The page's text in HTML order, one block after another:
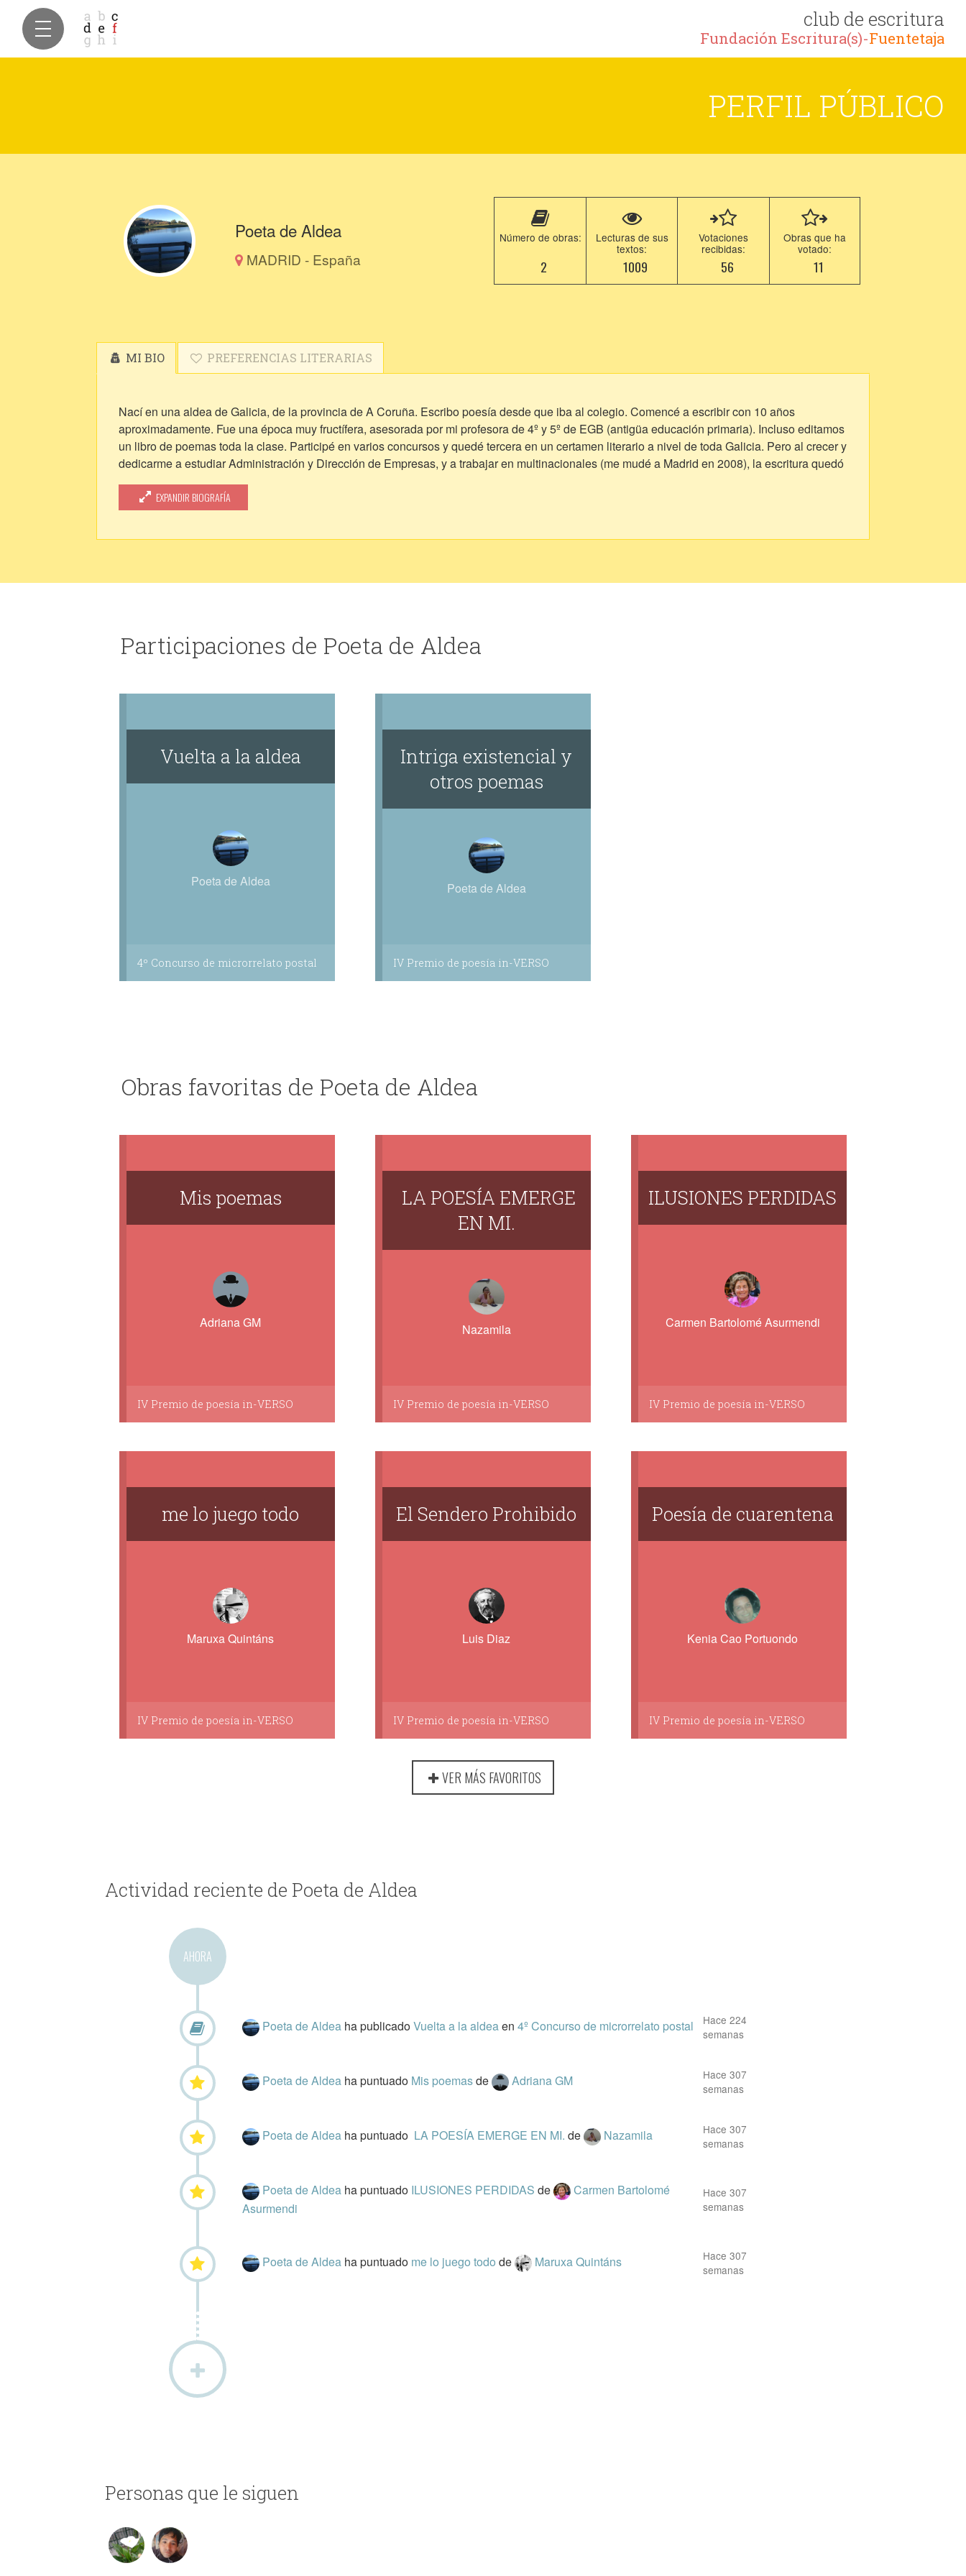
club de escritura
Fundación Escritura(s)-Fuentetaja
PERFIL PÚBLICO
Poeta de Aldea
MADRID - España
Número de obras:
2
Lecturas de sus
textos:
1009
Votaciones
recibidas:
56
Obras que ha
votado:
11
MI BIO PREFERENCIAS LITERARIAS
Nací en una aldea de Galicia, de la provincia de A Coruña. Escribo poesía desde que iba al colegio. Comencé a escribir con 10 años
aproximadamente. Fue una época muy fructífera, asesorada por mi profesora de 4º y 5º de EGB (antigüa educación primaria). Incluso editamos
un libro de poemas toda la clase. Participé en varios concursos y quedé tercera en un certamen literario a nivel de toda Galicia. Pero al crecer y
dedicarme a estudiar Administración y Dirección de Empresas, y a trabajar en multinacionales (me mudé a Madrid en 2008), la escritura quedó
relegada. Pero siempre estaba ahí, a veces escribía algo para alguien , un poema de despedida, una carta, un relato, y la capacidad seguía
innata. Y de repente, llegó la pandemia, y afloraron concursos de poesía, y libros del confinamiento, que pedían enviarles poemas o relatos.
Escribí un poema, y un relato, y llegué al corazón de varias personas, y mi profesora, una amiga de la infancia, mi marido, me decían, es que
La poesía es terapia, siempre lo fue, y se me había olvidado lo reparadora que era!.Ahora leo poemas de cuando era una adolescente, y
EXPANDIR BIOGRAFÍA
Participaciones de Poeta de Aldea
Vuelta a la aldea
Poeta de Aldea
4º Concurso de microrrelato postal
Intriga existencial y
otros poemas
Poeta de Aldea
IV Premio de poesía in-VERSO
Obras favoritas de Poeta de Aldea
Mis poemas
Adriana GM
IV Premio de poesía in-VERSO
LA POESÍA EMERGE
EN MI.
Nazamila
IV Premio de poesía in-VERSO
ILUSIONES PERDIDAS
Carmen Bartolomé Asurmendi
IV Premio de poesía in-VERSO
me lo juego todo
Maruxa Quintáns
IV Premio de poesía in-VERSO
El Sendero Prohibido
Luis Diaz
IV Premio de poesía in-VERSO
Poesía de cuarentena
Kenia Cao Portuondo
IV Premio de poesía in-VERSO
VER MÁS FAVORITOS
Actividad reciente de Poeta de Aldea
AHORA
Poeta de Aldea ha publicadoVuelta a la aldeaen 4º Concurso de microrrelato postal
Hace 224
semanas
Poeta de Aldea ha puntuado Mis poemasde Adriana GM
Hace 307
semanas
Poeta de Aldea ha puntuado LA POESÍA EMERGE EN MI. de Nazamila
Hace 307
semanas
Poeta de Aldea ha puntuado ILUSIONES PERDIDAS de
Carmen Bartolomé
Asurmendi
Hace 307
semanas
Poeta de Aldea ha puntuado me lo juego todo de Maruxa Quintáns
Hace 307
semanas
Personas que le siguen